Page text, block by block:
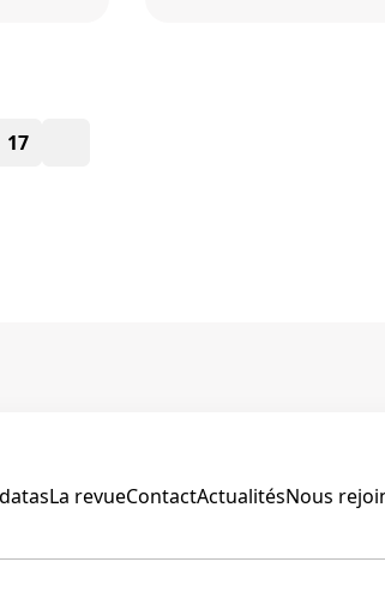
17
La revueContactActualitésNous